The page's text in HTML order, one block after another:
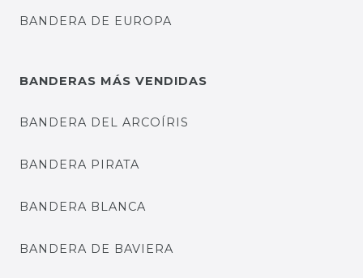
BANDERA DE EUROPA
BANDERAS MÁS VENDIDAS
BANDERA DEL ARCOÍRIS
BANDERA PIRATA
BANDERA BLANCA
BANDERA DE BAVIERA